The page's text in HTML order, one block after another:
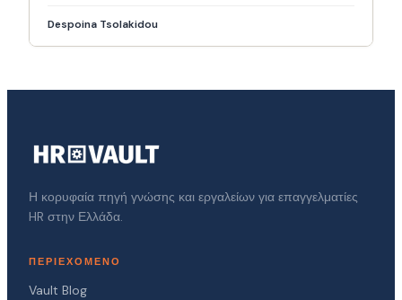
Despoina Tsolakidou
Η κορυφαία πηγή γνώσης και εργαλείων για επαγγελματίες
HR στην Ελλάδα.
ΠΕΡΙΕΧΌΜΕΝΟ
Vault Blog